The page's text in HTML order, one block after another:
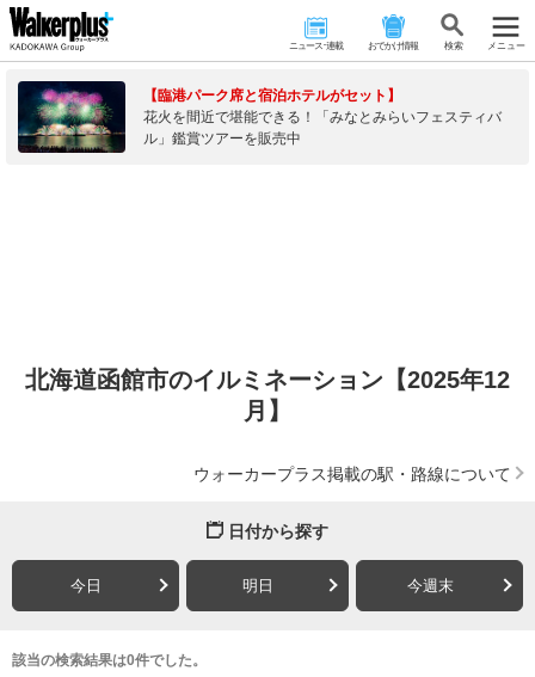
ニュース･連載 おでかけ情報 検 索 メニュー
【臨港パーク席と宿泊ホテルがセット】
花火を間近で堪能できる！「みなとみらいフェスティバ
ル」鑑賞ツアーを販売中
北海道函館市のイルミネーション【2025年12
月】
ウォーカープラス掲載の駅・路線について
日付から探す
今日 明日 今週末
該当の検索結果は0件でした。